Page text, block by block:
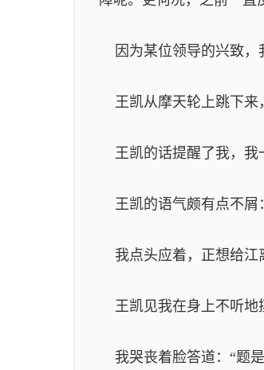
因为某位领导的兴致，
王凯从摩天轮上跳下来
王凯的话提醒了我，我
王凯的语气颇有点不屑
我点头应着，正想给江
王凯见我在身上不听地
我哭丧着脸答道：“题